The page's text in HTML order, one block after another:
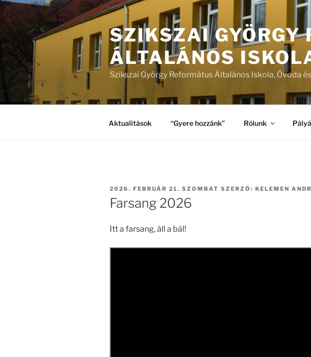
Tartalomhoz
SZIKSZAI GYÖRGY
ÁLTALÁNOS
Szikszai György Református Általános Iskola, Óvoda
Aktualitások “Gyere hozzánk” Rólunk
BEKÜLDVE:
2026. FEBRUÁR 21. SZOMBAT SZERZŐ: KELEMEN
Farsang 2026
Itt a farsang, áll a bál!